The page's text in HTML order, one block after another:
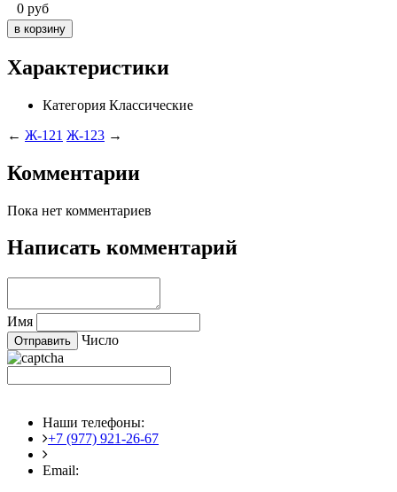
0 руб
Характеристики
Категория Классические
← Ж-121 Ж-123 →
Комментарии
Пока нет комментариев
Написать комментарий
Имя
Число
Наши телефоны:
+7 (977) 921-26-67
Email: